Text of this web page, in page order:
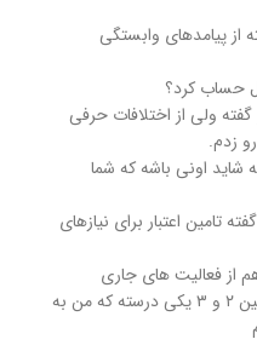
۱۴ و ۱۵ که گفته از پیامدهای وابستگی
حساب کرد؟
ولی از اختلافات حرفی
زدم.
که شاید اونی باشه که شما
دقیقا گفته تامین اعتبار برای نیازهای
از فعالیت های جاری
واسه همین من ۳ روزدم چون بین ۲ و ۳ یکی درسته که من به